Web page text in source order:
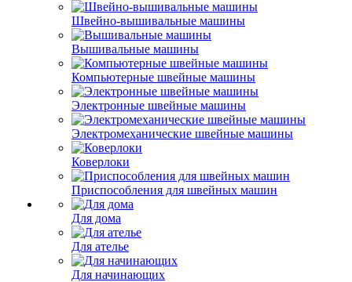
Швейно-вышивальные машины
Вышивальные машины
Компьютерные швейные машины
Электронные швейные машины
Электромеханические швейные машины
Коверлоки
Приспособления для швейных машин
Для дома
Для ателье
Для начинающих